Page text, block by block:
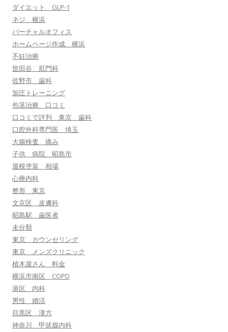
ダイエット GLP-1
ネジ 横浜
バーチャルオフィス
ホームページ作成 横浜
不妊治療
世田谷 肛門科
佐野市 歯科
加圧トレーニング
包茎治療 口コミ
口コミで評判 東京 歯科
口腔外科専門医 埼玉
大腸検査 痛み
子供 病院 昭島市
屋根塗装 相場
心療内科
整形 東京
文京区 皮膚科
昭島駅 歯医者
未分類
東京 カウンセリング
東京 メンズクリニック
植木屋さん 料金
横浜市南区 COPD
港区 内科
男性 婚活
目黒区 漢方
神奈川 甲状腺内科